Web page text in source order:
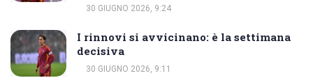
30 GIUGNO 2026, 9:24
I rinnovi si avvicinano: è la settimana
decisiva
30 GIUGNO 2026, 9:11